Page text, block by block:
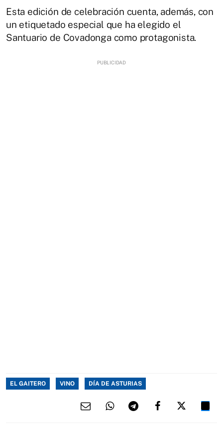
Esta edición de celebración cuenta, además, con
un etiquetado especial que ha elegido el
Santuario de Covadonga como protagonista.
EL GAITERO VINO DÍA DE ASTURIAS